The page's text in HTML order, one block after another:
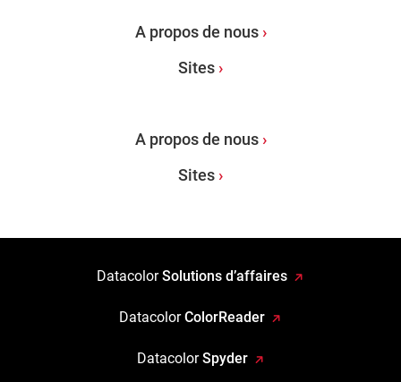
A propos de nous
Sites
A propos de nous
Sites
DatacolorSolutions d’affaires
DatacolorColorReader
DatacolorSpyder